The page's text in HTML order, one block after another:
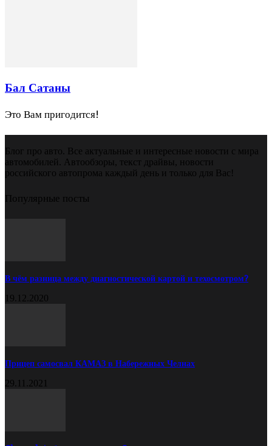
Бал Сатаны
Это Вам пригодится!
Блог про авто. Все актуальные и интересные новости с мира
автомобилей. Автообзоры, текст драйвы, новости
российского автопрома каждый день и только для Вас!
Популярные посты
В чём разница между диагностической картой и техосмотром?
19.12.2020
Прицеп самосвал КАМАЗ в Набережных Челнах
29.11.2021